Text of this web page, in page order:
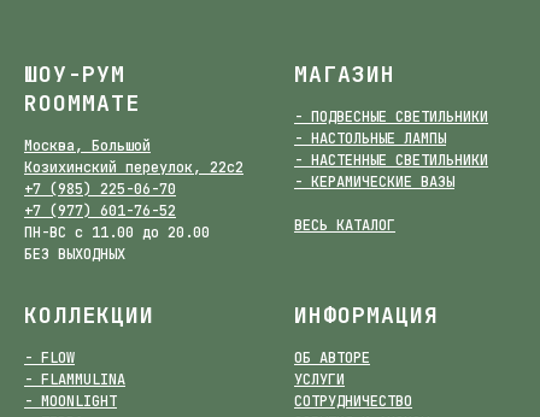
ШОУ-РУМ
ROOMMATE
Москва, Большой
Козихинский переулок, 22с2
+7 (985) 225-06-70
+7 (977) 601-76-52
ПН-ВС с 11.00 до 20.00
БЕЗ ВЫХОДНЫХ
МАГАЗИН
- ПОДВЕСНЫЕ СВЕТИЛЬНИКИ
- НАСТОЛЬНЫЕ ЛАМПЫ
- НАСТЕННЫЕ СВЕТИЛЬНИКИ
- КЕРАМИЧЕСКИЕ ВАЗЫ
ВЕСЬ КАТАЛОГ
КОЛЛЕКЦИИ
- FLOW
- FLAMMULINA
- MOONLIGHT
ИНФОРМАЦИЯ
ОБ АВТОРЕ
УСЛУГИ
СОТРУДНИЧЕСТВО